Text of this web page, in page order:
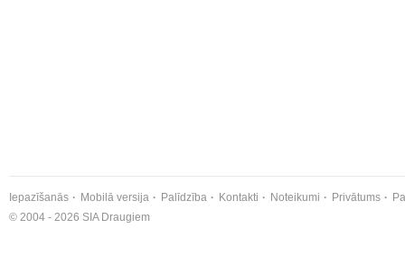
Iepazīšanās Mobilā versija Palīdzība Kontakti Noteikumi Privātums
© 2004 - 2026 SIA Draugiem